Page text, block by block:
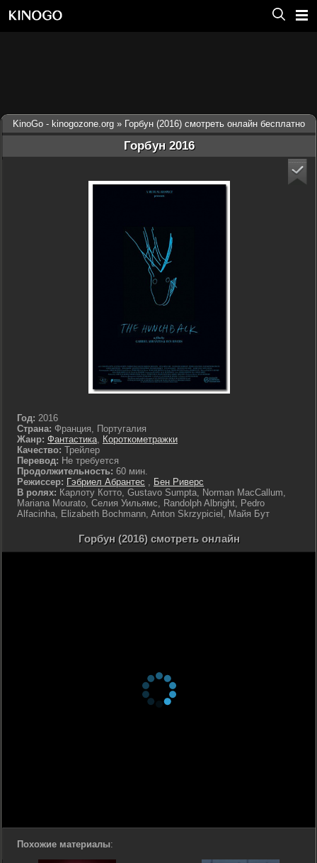
KinoGo - kinogozone.org » Горбун (2016) смотреть онлайн бесплатно
Горбун 2016
Год: 2016
Страна: Франция, Португалия
Жанр: Фантастика, Короткометражки
Качество: Трейлер
Перевод: Не требуется
Продолжительность: 60 мин.
Режиссер: Гэбриел Абрантес , Бен Риверс
В ролях: Карлоту Котто, Gustavo Sumpta, Norman MacCallum,
Mariana Mourato, Селия Уильямс, Randolph Albright, Pedro
Alfacinha, Elizabeth Bochmann, Anton Skrzypiciel, Майя Бут
Горбун (2016) смотреть онлайн
Похожие материалы: